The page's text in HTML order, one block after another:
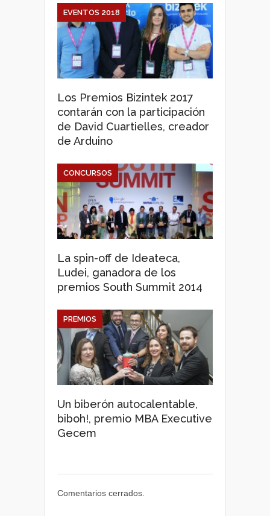
Los Premios Bizintek 2017
contarán con la participación
de David Cuartielles, creador
de Arduino
EVENTOS 2018
La spin-off de Ideateca,
Ludei, ganadora de los
premios South Summit 2014
CONCURSOS
Un biberón autocalentable,
biboh!, premio MBA Executive
Gecem
PREMIOS
Comentarios cerrados.